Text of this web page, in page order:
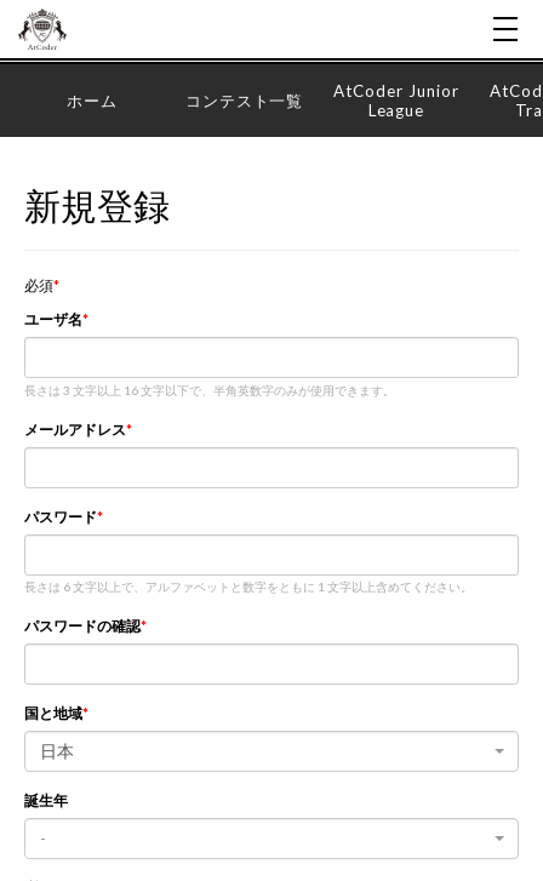
ホーム コンテスト一覧
AtCoder Junior
League
新規登録
必須
ユーザ名
長さは 3 文字以上 16 文字以下で、半角英数字のみが使用できます。
メールアドレス
パスワード
長さは 6 文字以上で、アルファベットと数字をともに 1 文字以上含めてください。
パスワードの確認
国と地域
日本
誕生年
-